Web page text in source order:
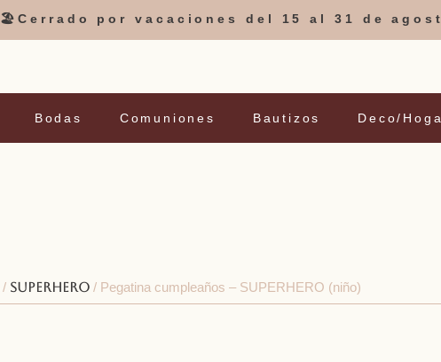
🏖️Cerrado por vacaciones del 15 al 31 de
Bodas Comuniones Bautizos Deco/
/ Superhero / Pegatina cumpleaños – SUPERHERO (niño)